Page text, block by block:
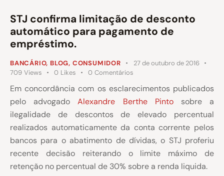
STJ confirma limitação de desconto
automático para pagamento de
empréstimo.
BANCÁRIO, BLOG, CONSUMIDOR
27 de outubro de 2016
709 Views 0 Likes 0 Comentários
Em concordância com os esclarecimentos publicados
pelo advogadoAlexandre Berthe Pintosobre a
ilegalidade de descontos de elevado percentual
realizados automaticamente da conta corrente pelos
bancos para o abatimento de dívidas, o STJ proferiu
recente decisão reiterando o limite máximo de
retenção no percentual de 30% sobre a renda liquida.